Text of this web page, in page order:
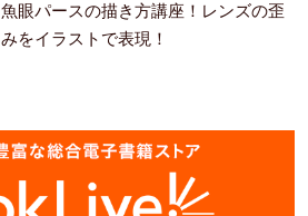
魚眼パースの描き方講座！レンズの歪
みをイラストで表現！